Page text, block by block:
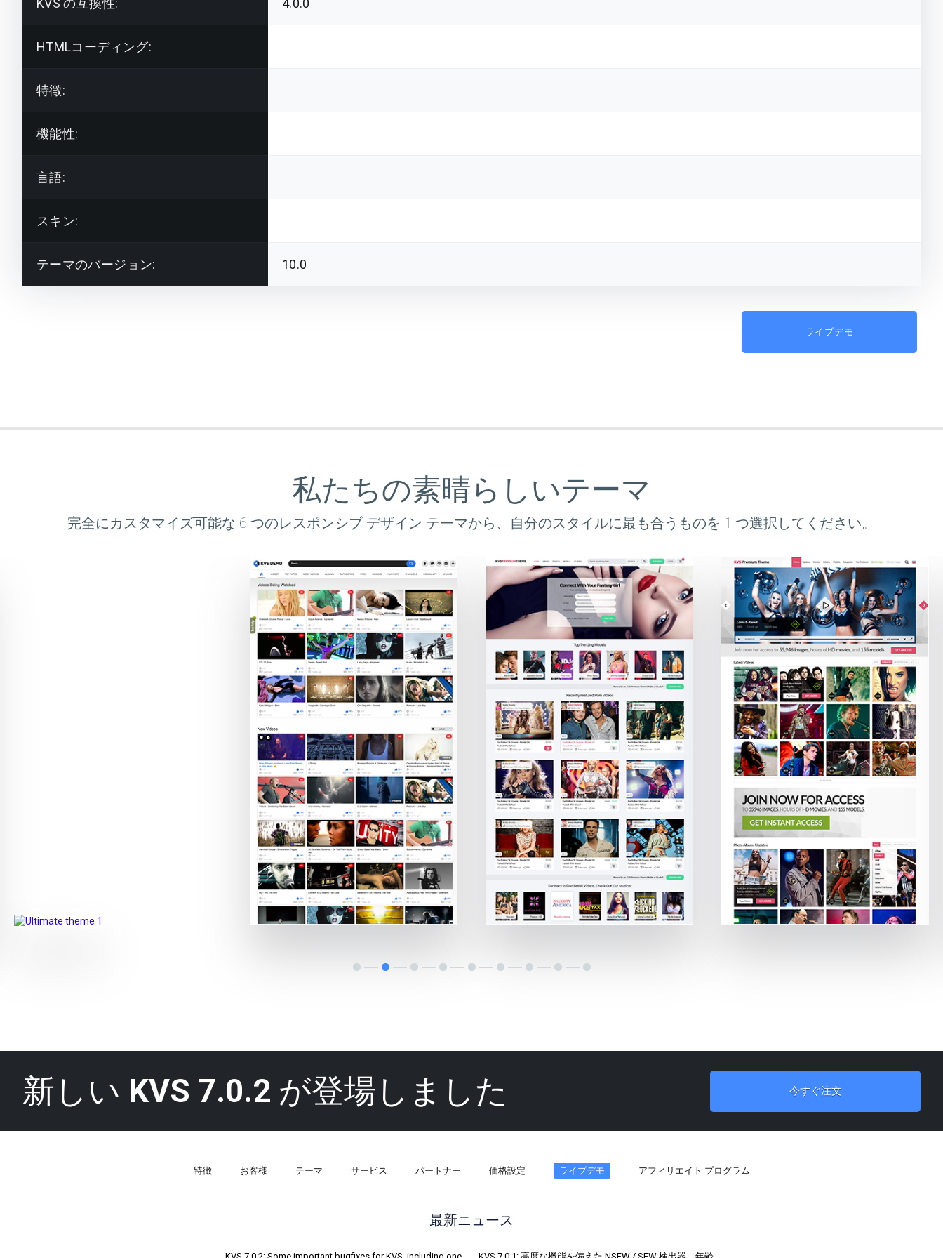
HTMLコーディング:
特徴:
機能性:
言語:
スキン:
テーマのバージョン: 10.0
ライブデモ
私たちの素晴らしいテーマ
完全にカスタマイズ可能な 6 つのレスポンシブ デザイン テーマから、自分のスタイルに最も合うものを 1 つ選択してください。
新しい KVS 7.0.2 が登場しました 今すぐ注文
特徴 お客様 テーマ サービス パートナー 価格設定 ライブデモ アフィリエイト プログラム
最新ニュース